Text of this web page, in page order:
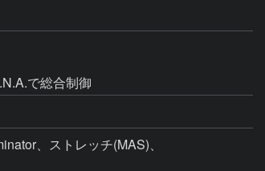
で総合制御
、ストレッチ(MAS)、